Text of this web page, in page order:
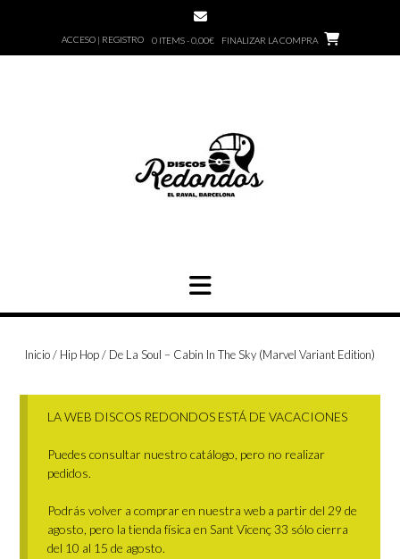
ACCESO | REGISTRO 0 ITEMS - 0,00€ FINALIZAR LA COMPRA
Inicio/ Hip Hop/ De La Soul – Cabin In The Sky (Marvel Variant Edition)
LA WEB DISCOS REDONDOS ESTÁ DE VACACIONES
Puedes consultar nuestro catálogo, pero no realizar
pedidos.
Podrás volver a comprar en nuestra web a partir del 29 de
agosto, pero la tienda física en Sant Vicenç 33 sólo cierra
del 10 al 15 de agosto.